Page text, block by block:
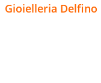
Gioielleria Delfino